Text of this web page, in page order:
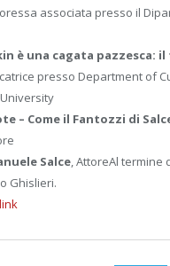
associata presso il
è una cagata pazzesca:
presso Department of
– Come il Fantozzi di
Salce, AttoreAl termine
Ghislieri.